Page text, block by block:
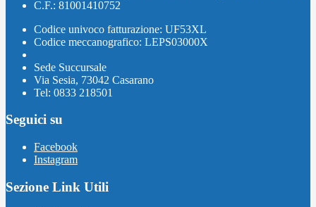
C.F.: 81001410752
Codice univoco fatturazione: UF53XL
Codice meccanografico: LEPS03000X
Sede Succursale
Via Sesia, 73042 Casarano
Tel: 0833 218501
Seguici su
Facebook
Instagram
Sezione Link Utili